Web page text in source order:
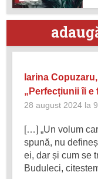
Iarina
„Perfecțiunii îi e
28 august 2024 la
[…] „Un volum
spună, nu
ei, dar și cum se
Buduleci,